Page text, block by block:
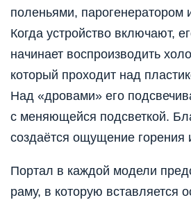
поленьями, парогенератором
Когда устройство включают,
начинает воспроизводить
который проходит над
Над «дровами» его
с меняющейся подсветкой.
создаётся ощущение
Портал в каждой модели
раму, в которую вставляется